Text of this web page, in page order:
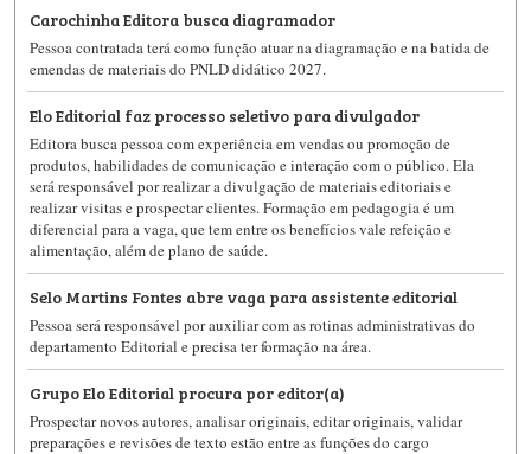
Carochinha Editora busca diagramador
Pessoa contratada terá como função atuar na diagramação e na batida de
emendas de materiais do PNLD didático 2027.
Elo Editorial faz processo seletivo para divulgador
Editora busca pessoa com experiência em vendas ou promoção de
produtos, habilidades de comunicação e interação com o público. Ela
será responsável por realizar a divulgação de materiais editoriais e
realizar visitas e prospectar clientes. Formação em pedagogia é um
diferencial para a vaga, que tem entre os benefícios vale refeição e
alimentação, além de plano de saúde.
Selo Martins Fontes abre vaga para assistente editorial
Pessoa será responsável por auxiliar com as rotinas administrativas do
departamento Editorial e precisa ter formação na área.
Grupo Elo Editorial procura por editor(a)
Prospectar novos autores, analisar originais, editar originais, validar
preparações e revisões de texto estão entre as funções do cargo